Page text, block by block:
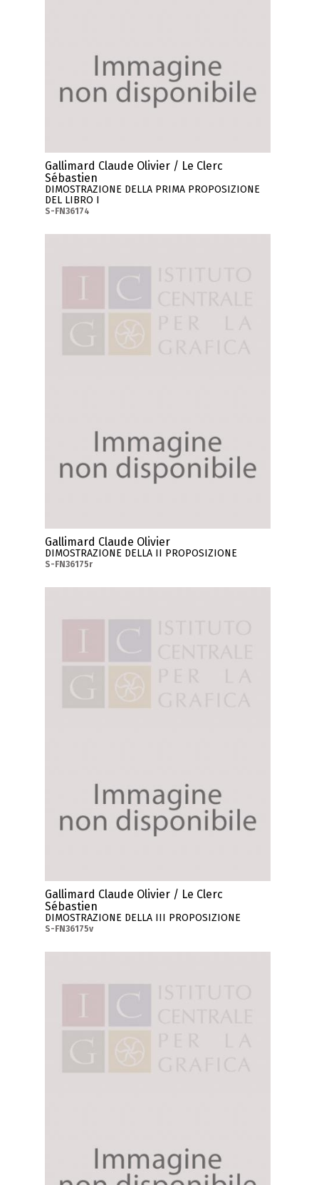
Gallimard Claude Olivier / Le Clerc
Sébastien
DIMOSTRAZIONE DELLA PRIMA PROPOSIZIONE
DEL LIBRO I
S-FN36174
Gallimard Claude Olivier
DIMOSTRAZIONE DELLA II PROPOSIZIONE
S-FN36175r
Gallimard Claude Olivier / Le Clerc
Sébastien
DIMOSTRAZIONE DELLA III PROPOSIZIONE
S-FN36175v